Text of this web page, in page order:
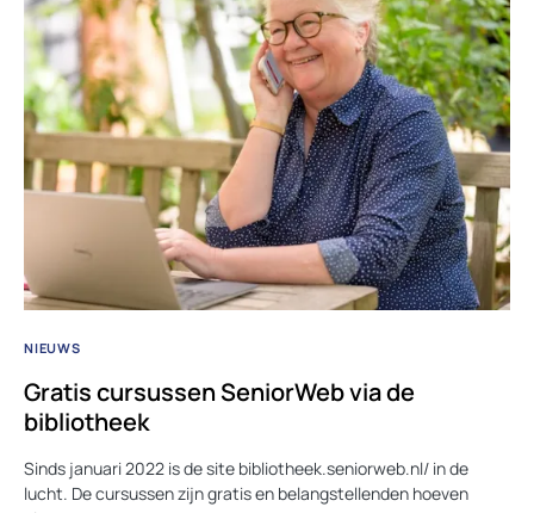
NIEUWS
Gratis cursussen SeniorWeb via de
bibliotheek
Sinds januari 2022 is de site bibliotheek.seniorweb.nl/ in de
lucht. De cursussen zijn gratis en belangstellenden hoeven